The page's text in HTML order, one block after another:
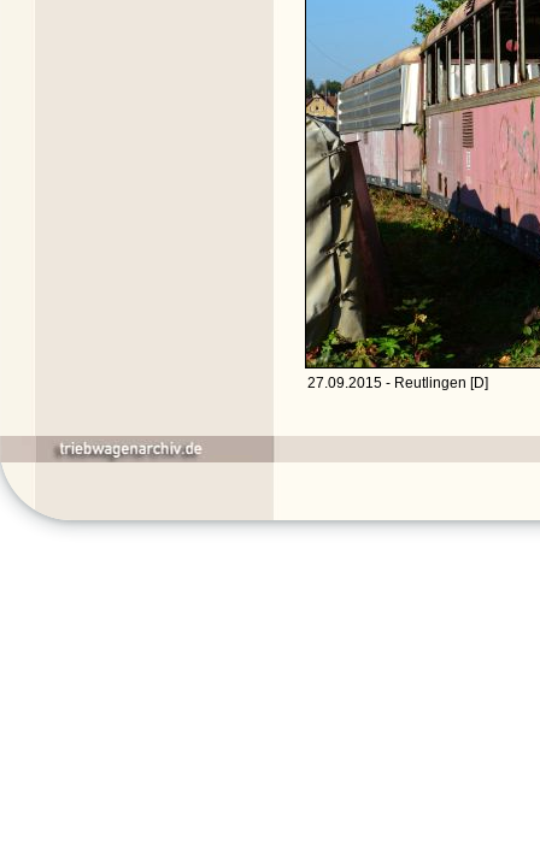
27.09.2015 - Reutlingen [D]